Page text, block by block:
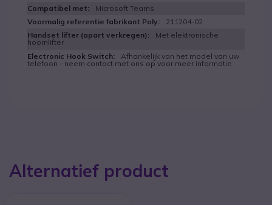
Microsoft Teams
211204-02
Met elektronische
hoornlifter
Afhankelijk van het model van uw
telefoon - neem contact met ons op voor meer informatie
Alternatief product